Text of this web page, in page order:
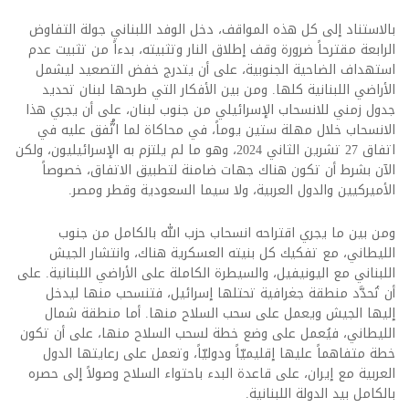
بالاستناد إلى كل هذه المواقف، دخل الوفد اللبناني جولة التفاوض
الرابعة مقترحاً ضرورة وقف إطلاق النار وتثبيته، بدءاً من تثبيت عدم
استهداف الضاحية الجنوبية، على أن يتدرج خفض التصعيد ليشمل
الأراضي اللبنانية كلها. ومن بين الأفكار التي طرحها لبنان تحديد
جدول زمني للانسحاب الإسرائيلي من جنوب لبنان، على أن يجري هذا
الانسحاب خلال مهلة ستين يوماً، في محاكاة لما اتُّفق عليه في
اتفاق 27 تشرين الثاني 2024، وهو ما لم يلتزم به الإسرائيليون، ولكن
الآن بشرط أن تكون هناك جهات ضامنة لتطبيق الاتفاق، خصوصاً
الأميركيين والدول العربية، ولا سيما السعودية وقطر ومصر.
ومن بين ما يجري اقتراحه انسحاب حزب الله بالكامل من جنوب
الليطاني، مع تفكيك كل بنيته العسكرية هناك، وانتشار الجيش
اللبناني مع اليونيفيل، والسيطرة الكاملة على الأراضي اللبنانية. على
أن تُحدَّد منطقة جغرافية تحتلها إسرائيل، فتنسحب منها ليدخل
إليها الجيش ويعمل على سحب السلاح منها. أما منطقة شمال
الليطاني، فيُعمل على وضع خطة لسحب السلاح منها، على أن تكون
خطة متفاهماً عليها إقليميّاً ودوليّاً، وتعمل على رعايتها الدول
العربية مع إيران، على قاعدة البدء باحتواء السلاح وصولاً إلى حصره
بالكامل بيد الدولة اللبنانية.